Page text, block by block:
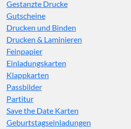
Gestanzte Drucke
Gutscheine
Drucken und Binden
Drucken & Laminieren
Feinpapier
Einladungskarten
Klappkarten
Passbilder
Partitur
Save the Date Karten
Geburtstagseinladungen